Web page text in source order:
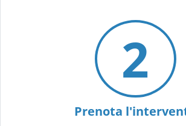
2
Prenota